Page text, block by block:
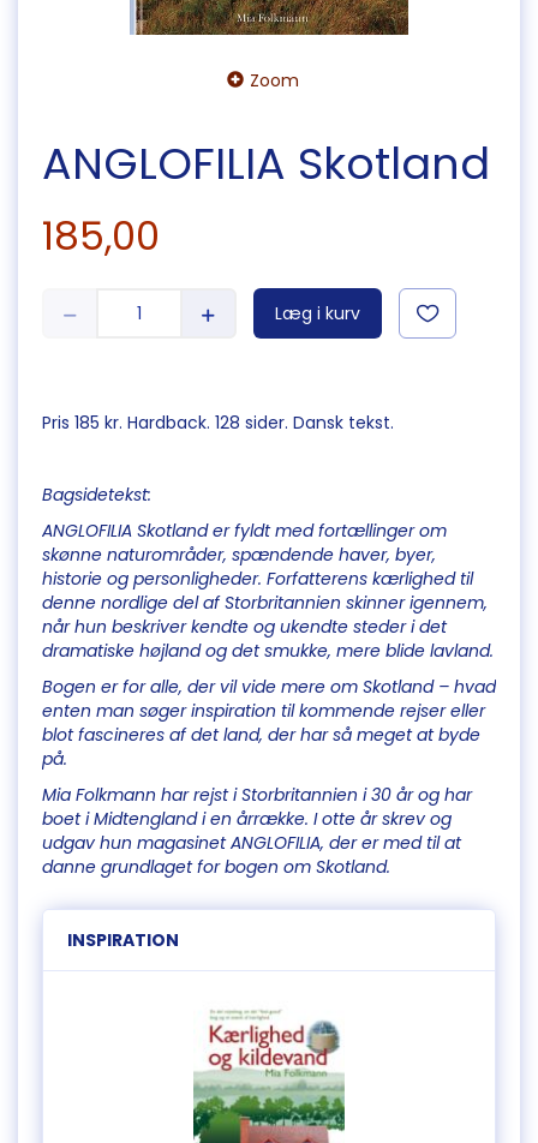
Zoom
ANGLOFILIA Skotland
185,00
Læg i kurv
Pris 185 kr. Hardback. 128 sider. Dansk tekst.
Bagsidetekst:
ANGLOFILIA Skotland er fyldt med fortællinger om
skønne naturområder, spændende haver, byer,
historie og personligheder. Forfatterens kærlighed til
denne nordlige del af Storbritannien skinner igennem,
når hun beskriver kendte og ukendte steder i det
dramatiske højland og det smukke, mere blide lavland.
Bogen er for alle, der vil vide mere om Skotland – hvad
enten man søger inspiration til kommende rejser eller
blot fascineres af det land, der har så meget at byde
på.
Mia Folkmann har rejst i Storbritannien i 30 år og har
boet i Midtengland i en årrække. I otte år skrev og
udgav hun magasinet ANGLOFILIA, der er med til at
danne grundlaget for bogen om Skotland.
INSPIRATION